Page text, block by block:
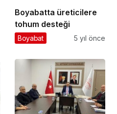
Boyabatta üreticilere
tohum desteği
Boyabat 5 yıl önce